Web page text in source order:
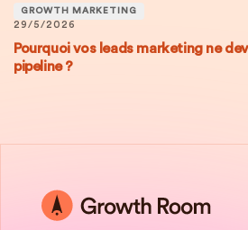
GROWTH MARKETING
29/5/2026
Pourquoi vos leads marketing ne
pipeline ?